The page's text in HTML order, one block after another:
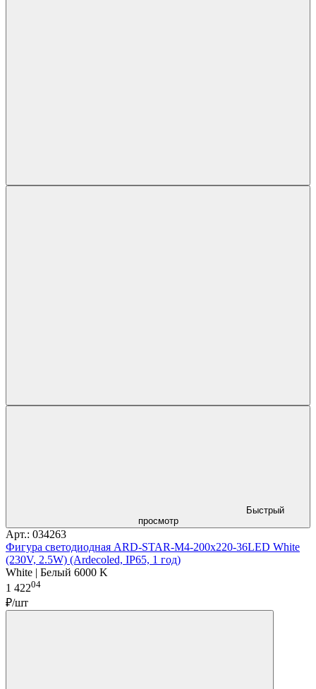
Быстрый
просмотр
Арт.: 034263
Фигура светодиодная ARD-STAR-M4-200x220-36LED White
(230V, 2.5W) (Ardecoled, IP65, 1 год)
White | Белый 6000 K
1 42204
₽/шт